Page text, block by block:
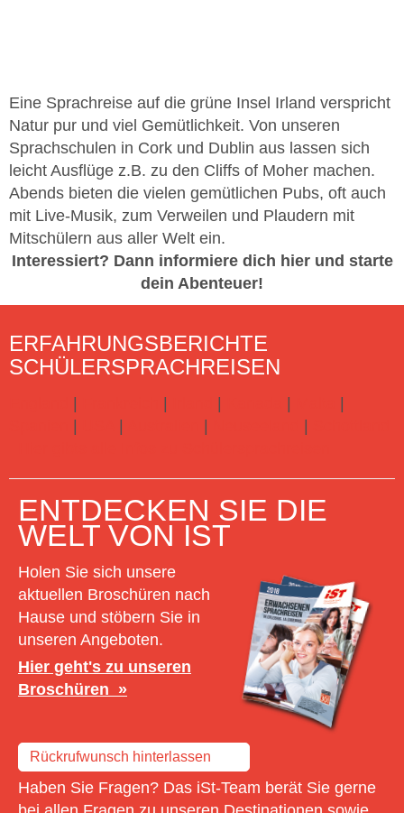
Eine Sprachreise auf die grüne Insel Irland verspricht
Natur pur und viel Gemütlichkeit. Von unseren
Sprachschulen in Cork und Dublin aus lassen sich
leicht Ausflüge z.B. zu den Cliffs of Moher machen.
Abends bieten die vielen gemütlichen Pubs, oft auch
mit Live-Musik, zum Verweilen und Plaudern mit
Mitschülern aus aller Welt ein.
Interessiert? Dann informiere dich hier und starte
dein Abenteuer!
ERFAHRUNGSBERICHTE
SCHÜLERSPRACHREISEN
ENTDECKEN SIE DIE
WELT VON IST
Holen Sie sich unsere
aktuellen Broschüren nach
Hause und stöbern Sie in
unseren Angeboten.
Hier geht's zu unseren
Broschüren
Rückrufwunsch hinterlassen
Haben Sie Fragen? Das iSt-Team berät Sie gerne